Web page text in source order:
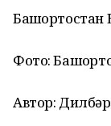
Фото:
Автор: